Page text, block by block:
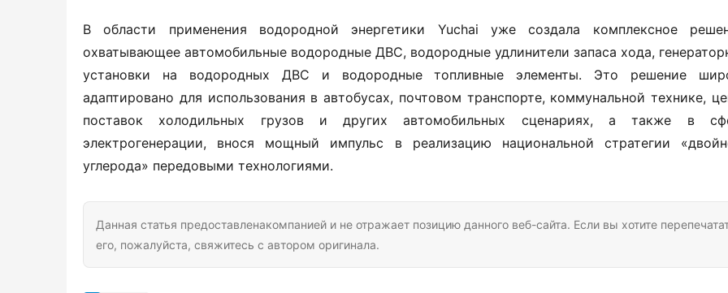
В области применения водородной энергетики Yuchai уже создала комплексное
охватывающее автомобильные водородные ДВС, водородные удлинители запаса хода,
установки на водородных ДВС и водородные топливные элементы. Это решение
адаптировано для использования в автобусах, почтовом транспорте, коммунальной технике,
поставок холодильных грузов и других автомобильных сценариях, а также в
электрогенерации, внося мощный импульс в реализацию национальной стратегии
углерода» передовыми технологиями.
Данная статья предоставленакомпанией и не отражает позицию данного веб-сайта. Если вы хотите
его, пожалуйста, свяжитесь с автором оригинала.